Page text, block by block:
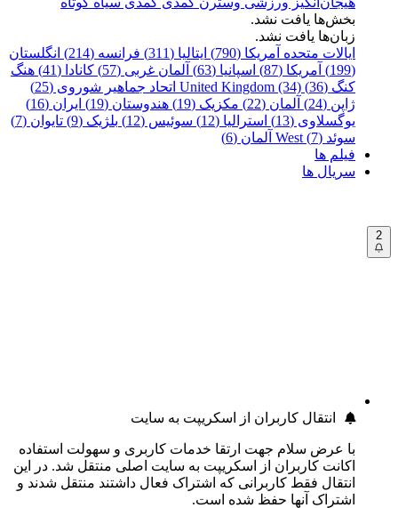
بخش‌ها یافت نشد.
زبان‌ها یافت نشد.
ایالات متحده آمریکا (790)
ایتالیا (311) فرانسه (214)
انگلستان
(199)
آمریکا (87) اسپانیا (63) آلمان غربی (57) کانادا (41)
هنگ
کنگ (36)
United Kingdom (34) اتحاد جماهیر شوروی (25)
ژاپن (24)
آلمان (22) مکزیک (19) هندوستان (19)
ایران (16)
یوگسلاوی (13)
استرالیا (12) سوئیس (12) بلژیک (9)
تایوان (7)
سوئد (7)
West آلمان (6)
فیلم ها
سریال ها
2
انتقال کاربران از اسکریپت به سایت
با عرض سلام جهت ارتقا خدمات کاربری و سهولت استفاده
اکانت کاربران از اسکریپت به سایت اصلی منتقل شد. در این
انتقال فقط کاربرانی که اشتراک فعال داشتند منتقل شدند و
اشتراک آنها حفظ شده است.